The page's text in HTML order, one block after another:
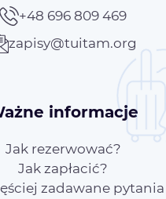
+48 696 809 469
zapisy@tuitam.org
informacje
Jak rezerwować?
Jak zapłacić?
zadawane pytania